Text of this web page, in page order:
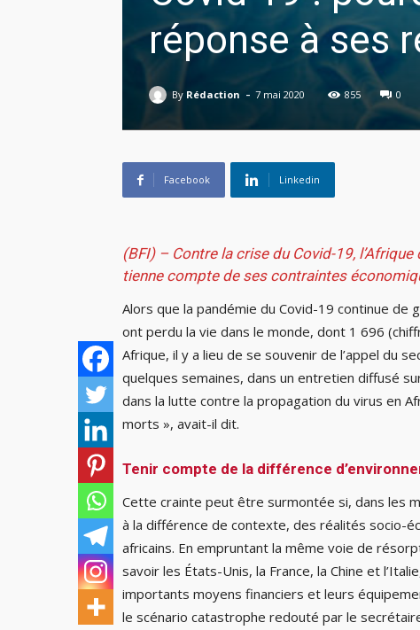
réponse à ses
By Rédaction - 7 mai 2020 855 0
Facebook Linkedin
(BFI) – Contre la crise du Covid-19,
tienne compte de ses contraintes
Alors que la pandémie du Covid-19 continue
ont perdu la vie dans le monde, dont 1 696
Afrique, il y a lieu de se souvenir de l’appel du
quelques semaines, dans un entretien diffusé
dans la lutte contre la propagation du virus en
morts », avait-il dit.
Tenir compte de la différence
Cette crainte peut être surmontée si, dans les
à la différence de contexte, des réalités socio-
africains. En empruntant la même voie de
savoir les États-Unis, la France, la Chine et
importants moyens financiers et leurs
le scénario catastrophe redouté par le